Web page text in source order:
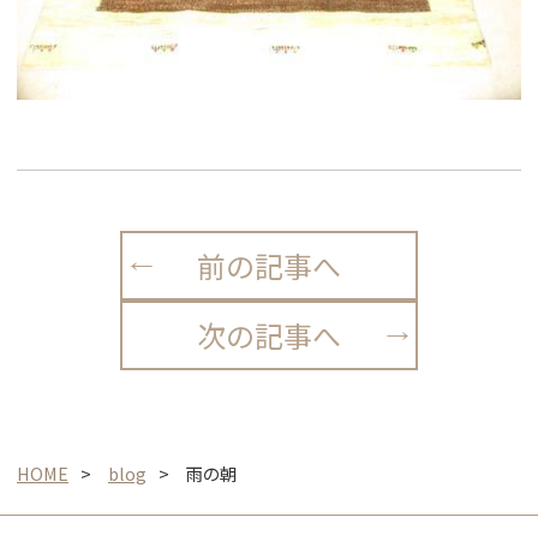
前の記事へ
次の記事へ
HOME blog 雨の朝